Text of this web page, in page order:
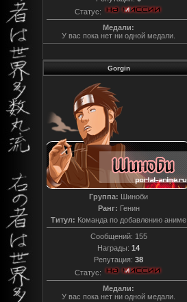
Статус:
Медали:
У вас пока нет ни одной медали.
Gorgin
Группа: Шиноби
Ранг: Генин
Титул: Команда по добавлению аниме
Сообщений: 155
Награды: 14
Репутация: 38
Статус:
Медали:
У вас пока нет ни одной медали.